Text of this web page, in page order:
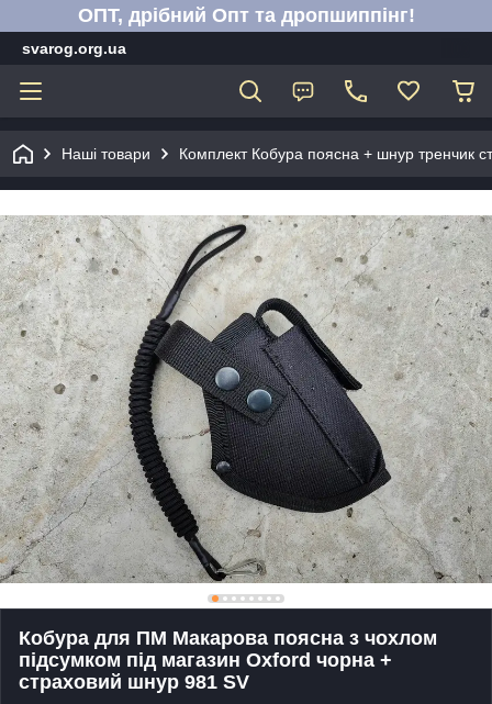
ОПТ, дрібний Опт та дропшиппінг!
svarog.org.ua
Наші товари Комплект Кобура поясна + шнур тренчик
Кобура для ПМ Макарова поясна з чохлом
підсумком під магазин Oxford чорна +
страховий шнур 981 SV